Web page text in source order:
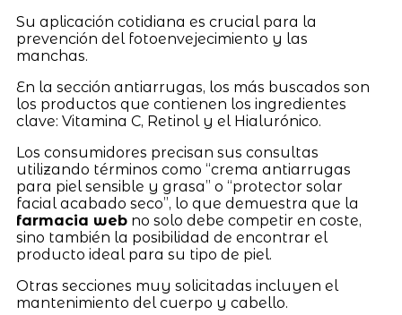
Su aplicación cotidiana es crucial para la
prevención del fotoenvejecimiento y las
manchas.
En la sección antiarrugas, los más buscados son
los productos que contienen los ingredientes
clave: Vitamina C, Retinol y el Hialurónico.
Los consumidores precisan sus consultas
utilizando términos como “crema antiarrugas
para piel sensible y grasa” o “protector solar
facial acabado seco”, lo que demuestra que la
farmacia webno solo debe competir en coste,
sino también la posibilidad de encontrar el
producto ideal para su tipo de piel.
Otras secciones muy solicitadas incluyen el
mantenimiento del cuerpo y cabello.